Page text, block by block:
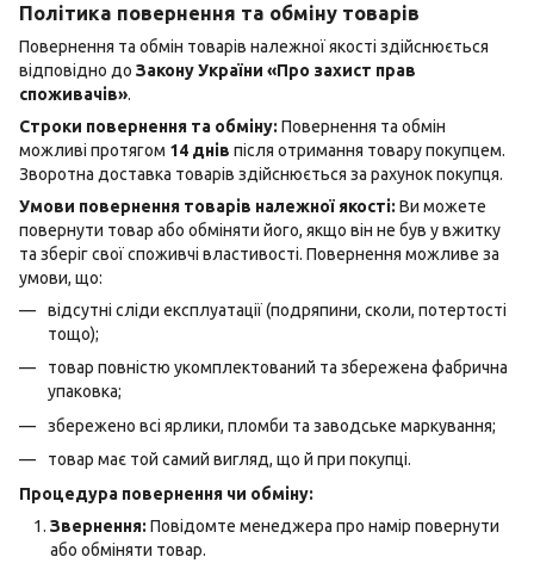
Політика повернення та обміну товарів
Повернення та обмін товарів належної якості здійснюється
відповідно до Закону України «Про захист прав
споживачів».
Строки повернення та обміну: Повернення та обмін
можливі протягом 14 днів після отримання товару покупцем.
Зворотна доставка товарів здійснюється за рахунок покупця.
Умови повернення товарів належної якості: Ви можете
повернути товар або обміняти його, якщо він не був у вжитку
та зберіг свої споживчі властивості. Повернення можливе за
умови, що:
відсутні сліди експлуатації (подряпини, сколи, потертості
тощо);
товар повністю укомплектований та збережена фабрична
упаковка;
збережено всі ярлики, пломби та заводське маркування;
товар має той самий вигляд, що й при покупці.
Процедура повернення чи обміну:
Звернення: Повідомте менеджера про намір повернути
або обміняти товар.